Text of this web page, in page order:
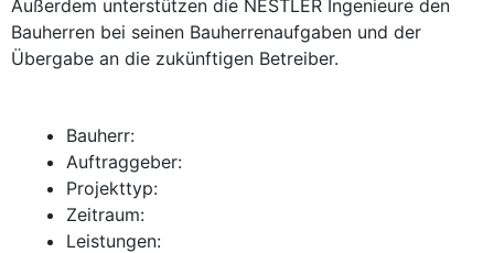
Außerdem unterstützen die NESTLER Ingenieure den
Bauherren bei seinen Bauherrenaufgaben und der
Übergabe an die zukünftigen Betreiber.
Bauherr:
Auftraggeber:
Projekttyp:
Zeitraum:
Leistungen: